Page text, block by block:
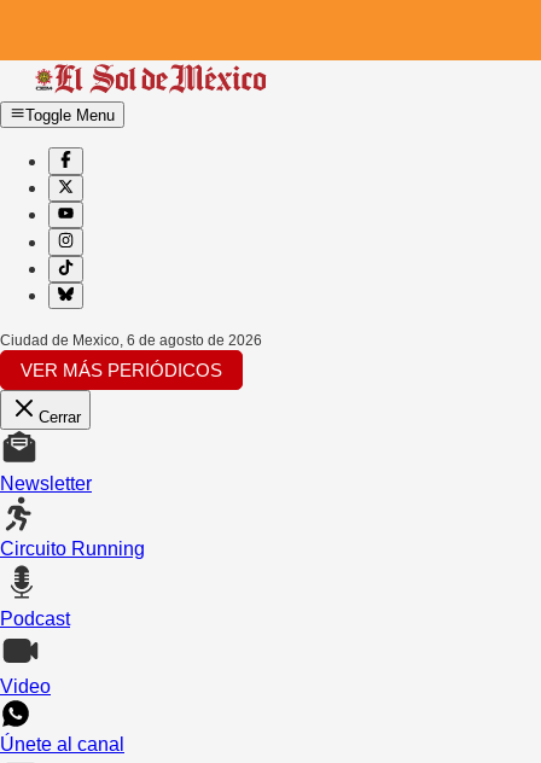
Toggle Menu
Ciudad de Mexico, 6 de agosto de 2026
VER MÁS PERIÓDICOS
Cerrar
Newsletter
Circuito Running
Podcast
Video
Únete al canal